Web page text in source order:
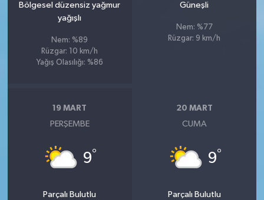
Bölgesel düzensiz yağmur
yağışlı
Nem: %89
Rüzgar: 10 km/h
Yağış Olasılığı: %86
Güneşli
Nem: %77
Rüzgar: 9 km/h
19 MART
PERŞEMBE
9°
Parçalı Bulutlu
20 MART
CUMA
9°
Parçalı Bulutlu